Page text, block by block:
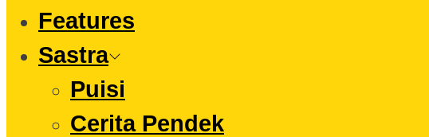
Features
Sastra
Puisi
Cerita Pendek